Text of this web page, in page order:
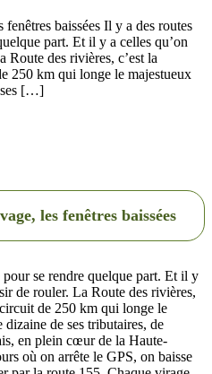
baissées Il y a des routes
part. Et il y a celles qu’on
des rivières, c’est la
250 km qui longe le majestueux
ses […]
les fenêtres baissées
se rendre quelque part. Et il y
de rouler. La Route des rivières,
de 250 km qui longe le
de ses tributaires, de
en plein cœur de la Haute-
où on arrête le GPS, on baisse